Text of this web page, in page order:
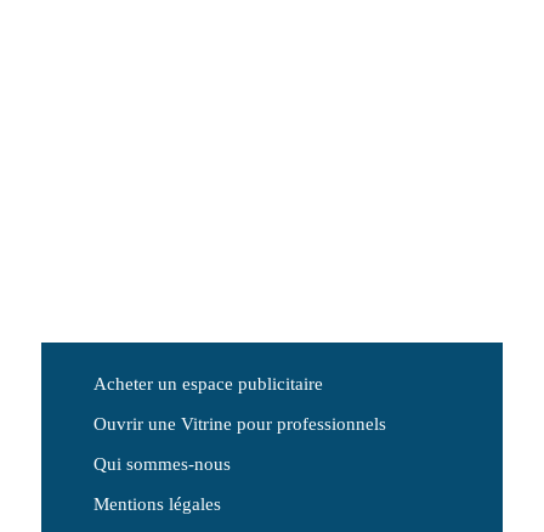
Acheter un espace publicitaire
Ouvrir une Vitrine pour professionnels
Qui sommes-nous
Mentions légales